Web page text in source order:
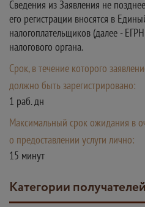
Сведения из Заявления не
его регистрации вносятся в
налогоплательщиков (далее -
налогового органа.
Срок, в течение которого
должно быть зарегистрировано:
1 раб. дн
Максимальный срок ожидания в
о предоставлении услуги лично:
15 минут
Категории получателей